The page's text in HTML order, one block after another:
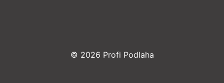
© 2026 Profi Podlaha